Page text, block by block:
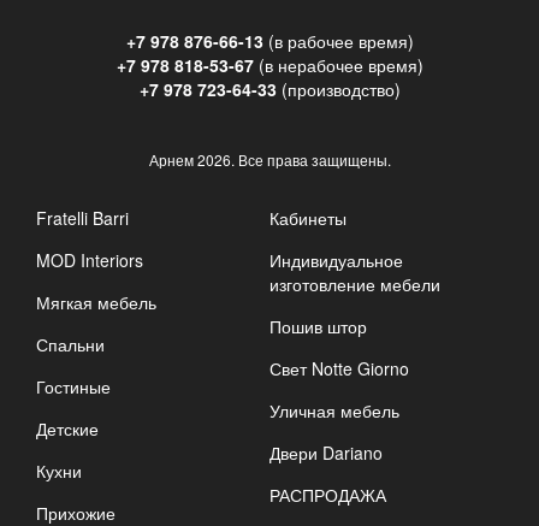
+7 978 876-66-13(в рабочее время)
+7 978 818-53-67(в нерабочее время)
+7 978 723-64-33(производство)
Арнем2026. Все права защищены.
Fratelli Barri
MOD Interiors
Мягкая мебель
Спальни
Гостиные
Детские
Кухни
Прихожие
Кабинеты
Индивидуальное
изготовление мебели
Пошив штор
Свет Notte Giorno
Уличная мебель
Двери Dariano
РАСПРОДАЖА